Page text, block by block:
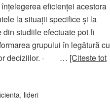
eficienţei acestora
la situaţii specifice şi la
studiile efectuate pot fi
grupului în legătură cu
deciziilor. · … [Citeste tot
, lideri